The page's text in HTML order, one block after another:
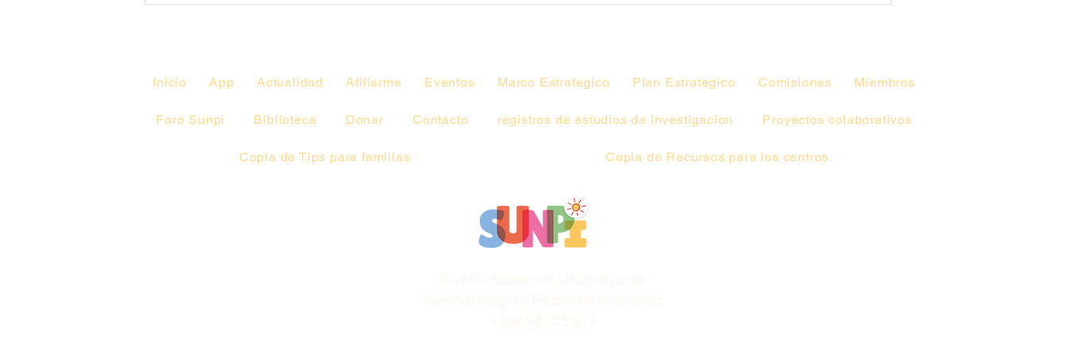
Inicio App Actualidad Afiliarme Eventos Marco Estrategico Plan Estrategico Comisiones Miembros
Foro Sunpi Biblioteca Donar Contacto registros de estudios de investigacion Proyectos colaborativos
Copia de Tips para familias Copia de Recursos para los centros